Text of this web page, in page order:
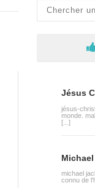
Jésus
jésus-
monde.
[...]
michael
connu de